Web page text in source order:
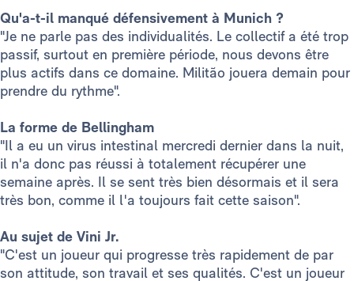
Qu'a-t-il manqué défensivement à Munich ?
"Je ne parle pas des individualités. Le collectif a été trop
passif, surtout en première période, nous devons être
plus actifs dans ce domaine. Militão jouera demain pour
prendre du rythme".
La forme de Bellingham
"Il a eu un virus intestinal mercredi dernier dans la nuit,
il n'a donc pas réussi à totalement récupérer une
semaine après. Il se sent très bien désormais et il sera
très bon, comme il l'a toujours fait cette saison".
Au sujet de Vini Jr.
"C'est un joueur qui progresse très rapidement de par
son attitude, son travail et ses qualités. C'est un joueur